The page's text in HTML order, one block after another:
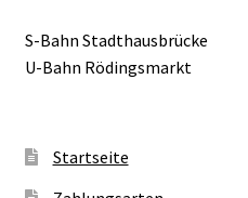
S-Bahn Stadthausbrücke
U-Bahn Rödingsmarkt
Startseite